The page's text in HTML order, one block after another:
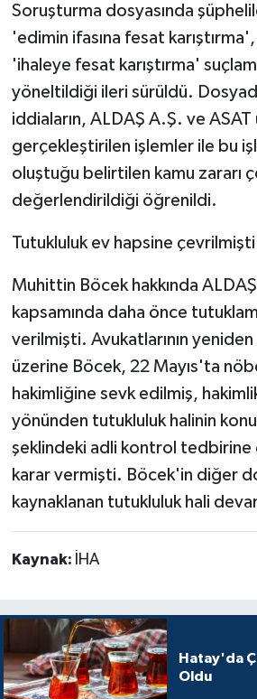
Soruşturma dosyasında
'edimin ifasına fesat
'ihaleye fesat karıştırma'
yöneltildiği ileri sürüldü.
iddiaların, ALDAŞ A.Ş. ve
gerçekleştirilen işlemler ile bu
oluştuğu belirtilen kamu zararı
değerlendirildiği öğrenildi.
Tutukluluk ev hapsine çevrilmişti
Muhittin Böcek hakkında
kapsamında daha önce
verilmişti. Avukatlarının
üzerine Böcek, 22 Mayıs'ta
hakimliğine sevk edilmiş,
yönünden tutukluluk halinin
şeklindeki adli kontrol tedbirine
karar vermişti. Böcek'in diğer
kaynaklanan tutukluluk hali
Kaynak: İHA
Hatay'da
Oldu